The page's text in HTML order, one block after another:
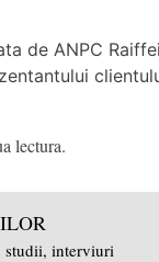
de ANPC
lectura.
studii, interviuri